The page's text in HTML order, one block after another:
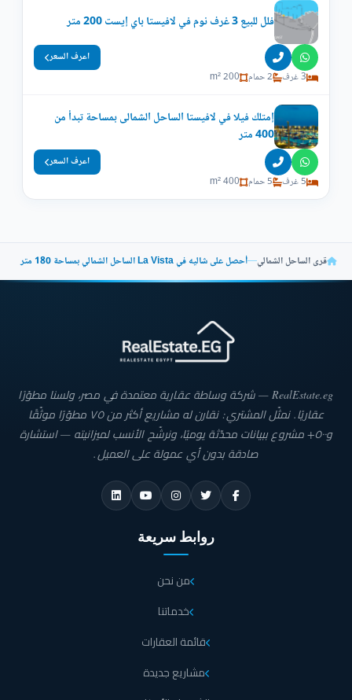
فلل للبيع 3 غرف نوم في لافيستا باي إيست 200 متر
3 غرف 2 حمام 200 m²
اعرف السعر
إمتلك فيلا في لافيستا الساحل الشمالى بمساحة تبدأ من
400 متر
5 غرف 5 حمام 400 m²
اعرف السعر
قرى الساحل الشمالي—أحصل على شاليه في La Vista الساحل الشمالي بمساحة 180 متر
RealEstate.eg — شركة وساطة عقارية معتمدة في مصر، ولسنا مطوّرًا
عقاريًا. نمثّل المشتري: نقارن له مشاريع أكثر من ٧٥ مطوّرًا موثّقًا
و٥٠٠+ مشروع ببيانات محدّثة يوميًا، ونرشّح الأنسب لميزانيته — استشارة
صادقة بدون أي عمولة على العميل.
روابط سريعة
من نحن
خدماتنا
قائمة العقارات
مشاريع جديدة